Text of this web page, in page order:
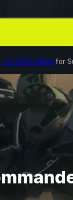
その他1件のMod for